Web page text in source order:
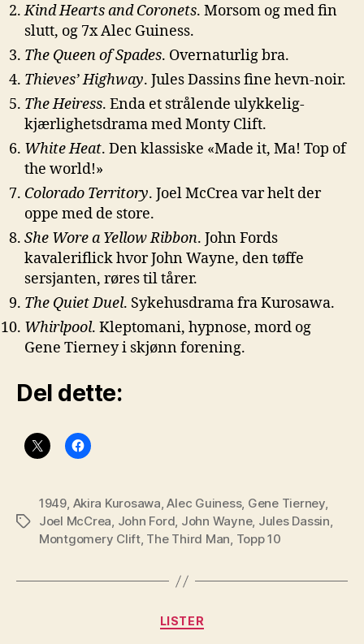
Kind Hearts and Coronets. Morsom og med fin
slutt, og 7x Alec Guiness.
The Queen of Spades. Overnaturlig bra.
Thieves’ Highway. Jules Dassins fine hevn-noir.
The Heiress. Enda et strålende ulykkelig-
kjærlighetsdrama med Monty Clift.
White Heat. Den klassiske «Made it, Ma! Top of
the world!»
Colorado Territory. Joel McCrea var helt der
oppe med de store.
She Wore a Yellow Ribbon. John Fords
kavaleriflick hvor John Wayne, den tøffe
sersjanten, røres til tårer.
The Quiet Duel. Sykehusdrama fra Kurosawa.
Whirlpool. Kleptomani, hypnose, mord og
Gene Tierney i skjønn forening.
Del dette:
Stikkord
1949, Akira Kurosawa,Alec Guiness, Gene Tierney,
Joel McCrea, John Ford, John Wayne, Jules Dassin,
Montgomery Clift, The Third Man, Topp 10
Kategorier
LISTER